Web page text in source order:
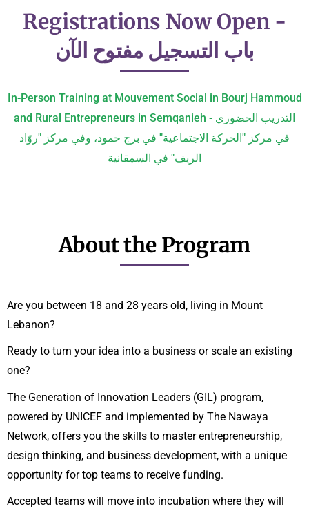
Registrations Now Open -
باب التسجيل مفتوح الآن
In-Person Training at Mouvement Social in Bourj Hammoud
and Rural Entrepreneurs in Semqanieh - التدريب الحضوري
في مركز "الحركة الاجتماعية" في برج حمود، وفي مركز "روّاد
الريف" في السمقانية
About the Program
Are you between 18 and 28 years old, living in Mount
Lebanon?
Ready to turn your idea into a business or scale an existing
one?
The Generation of Innovation Leaders (GIL) program,
powered by UNICEF and implemented by The Nawaya
Network, offers you the skills to master entrepreneurship,
design thinking, and business development, with a unique
opportunity for top teams to receive funding.
Accepted teams will move into incubation where they will